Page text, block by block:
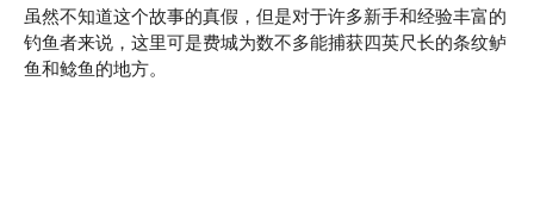
虽然不知道这个故事的真假，但是对于许多新手和经验丰富的
钓鱼者来说，这里可是费城为数不多能捕获四英尺长的条纹鲈
鱼和鲶鱼的地方。